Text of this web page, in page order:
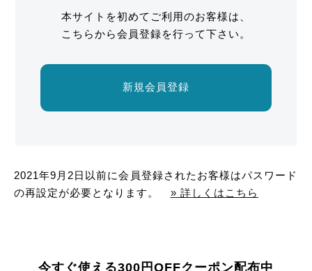
本サイトを初めてご利用のお客様は、
こちらから会員登録を行って下さい。
新規会員登録
2021年9月2日以前に会員登録されたお客様はパスワード
の再設定が必要となります。 » 詳しくはこちら
今すぐ使える300円OFFクーポン配布中